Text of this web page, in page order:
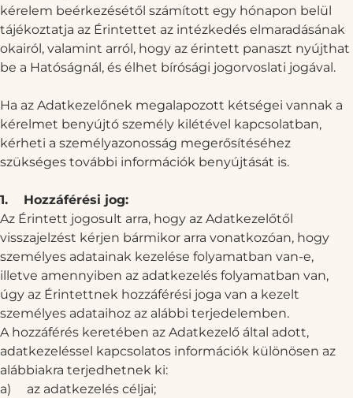
kérelem beérkezésétől számított egy hónapon belül
tájékoztatja az Érintettet az intézkedés elmaradásának
okairól, valamint arról, hogy az érintett panaszt nyújthat
be a Hatóságnál, és élhet bírósági jogorvoslati jogával.
Ha az Adatkezelőnek megalapozott kétségei vannak a
kérelmet benyújtó személy kilétével kapcsolatban,
kérheti a személyazonosság megerősítéséhez
szükséges további információk benyújtását is.
1.
Hozzáférési jog:
Az Érintett jogosult arra, hogy az Adatkezelőtől
visszajelzést kérjen bármikor arra vonatkozóan, hogy
személyes adatainak kezelése folyamatban van-e,
illetve amennyiben az adatkezelés folyamatban van,
úgy az Érintettnek hozzáférési joga van a kezelt
személyes adataihoz az alábbi terjedelemben.
A hozzáférés keretében az Adatkezelő által adott,
adatkezeléssel kapcsolatos információk különösen az
alábbiakra terjedhetnek ki:
a)
az adatkezelés céljai;